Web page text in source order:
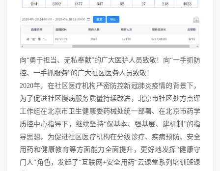
向“勇于担当、无私奉献”的广大医护人员致敬！向“一手抓防
控、一手抓服务”的广大社区医务人员致敬！
2020年，在社区医疗机构严密防控新冠肺炎疫情的背景下，
为了促进社区慢病服务质量持续改进，北京市社区处方点评
工作组在北京市卫生健康委药械处统一部署、在北京市药学
质控中心指导下，继续坚持“保基本、强基层、建机制”的指
导思想，为促进社区医疗机构在分级诊疗、疾病预防、安全
用药和健康教育等方面能力全面提升，更好地发挥“健康守
门人”角色，发起了“互联网+安全用药”云课堂系列培训班课